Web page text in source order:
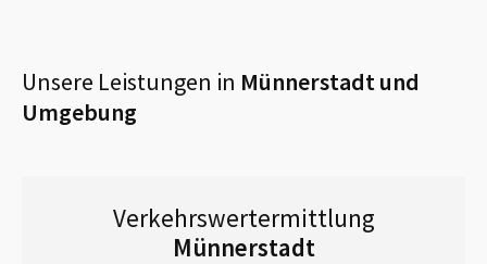
Unsere Leistungen in Münnerstadtund
Umgebung
Verkehrswertermittlung
Münnerstadt